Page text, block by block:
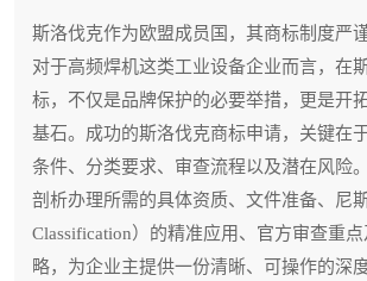
斯洛伐克作为欧盟成员国，其商标制度严
对于高频焊机这类工业设备企业而言，在
标，不仅是品牌保护的必要举措，更是开
基石。成功的斯洛伐克商标申请，关键在
条件、分类要求、审查流程以及潜在风险
剖析办理所需的具体资质、文件准备、尼
Classification）的精准应用、官方审查重
略，为企业主提供一份清晰、可操作的深度